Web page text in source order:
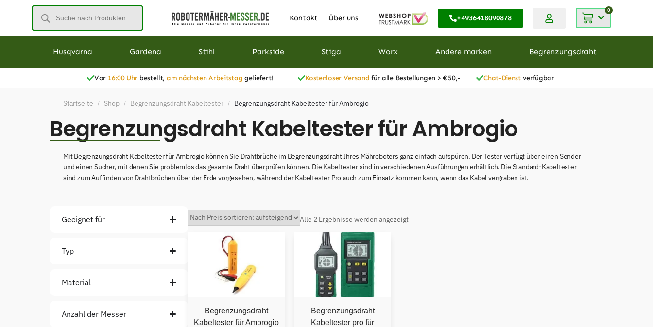
Kontakt Über uns +4936418090878
0
Husqvarna Gardena Stihl Parkside Stiga Worx Andere marken Begrenzungsdraht
Vor 16:00 Uhr bestellt, am nächsten Arbeitstag geliefert! Kostenloser Versand für alle Bestellungen > € 50,- Chat-Dienstverfügbar
Startseite / Shop / Begrenzungsdraht Kabeltester / Begrenzungsdraht Kabeltester für Ambrogio
Begrenzungsdraht Kabeltester für Ambrogio
Mit Begrenzungsdraht Kabeltester für Ambrogio können Sie Drahtbrüche im Begrenzungsdraht Ihres Mähroboters ganz einfach aufspüren. Der Tester verfügt über einen Sender
und einen Sucher, mit denen Sie problemlos das gesamte Draht überprüfen können. Die Kabeltester sind in verschiedenen Ausführungen erhältlich. Die Standard-Kabeltester
sind zum Auffinden von Drahtbrüchen über der Erde vorgesehen, während der Kabeltester Pro auch zum Einsatz kommen kann, wenn das Kabel vergraben ist.
Geeignet für
Typ
Material
Anzahl der Messer
Alle 2 Ergebnisse werden angezeigt
Begrenzungsdraht
Kabeltester für Ambrogio
Begrenzungsdraht
Kabeltester pro für